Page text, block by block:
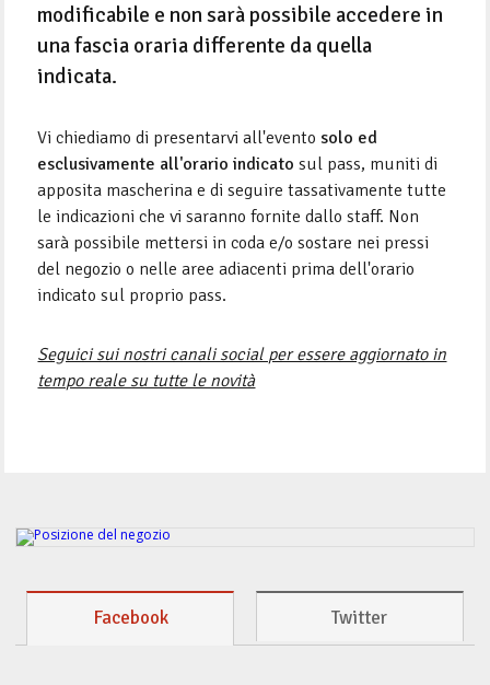
modificabile e non sarà possibile accedere in
una fascia oraria differente da quella
indicata.
Vi chiediamo di presentarvi all'evento solo ed
esclusivamente all'orario indicato sul pass, muniti di
apposita mascherina e di seguire tassativamente tutte
le indicazioni che vi saranno fornite dallo staff. Non
sarà possibile mettersi in coda e/o sostare nei pressi
del negozio o nelle aree adiacenti prima dell'orario
indicato sul proprio pass.
Seguici sui nostri canali social per essere aggiornato in
tempo reale su tutte le novità
Facebook Twitter